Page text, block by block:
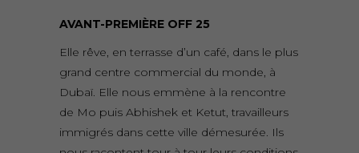
AVANT-PREMIÈRE OFF 25
Elle rêve, en terrasse d’un café, dans le plus
grand centre commercial du monde, à
Dubaï. Elle nous emmène à la rencontre
de Mo puis Abhishek et Ketut, travailleurs
immigrés dans cette ville démesurée. Ils